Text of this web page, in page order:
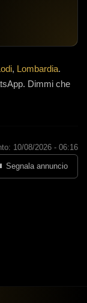
, Lombardia.
Dimmi che
10/08/2026 - 06:16
Segnala annuncio